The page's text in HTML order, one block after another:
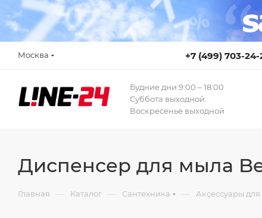
Москва +7 (499) 703-24-
Будние дни 9:00 – 18:00
Суббота выходной
Воскресенье выходной
Диспенсер для мыла
Главная — Каталог — Сантехника — Аксессуары